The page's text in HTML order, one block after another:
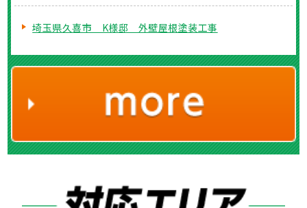
埼玉県久喜市 K様邸 外壁屋根塗装工事